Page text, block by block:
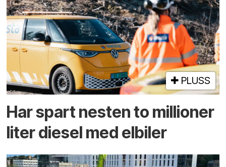
PLUSS
Har spart nesten to millioner
liter diesel med elbiler